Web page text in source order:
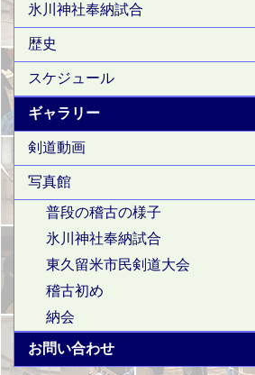
氷川神社奉納試合
歴史
スケジュール
ギャラリー
剣道動画
写真館
普段の稽古の様子
氷川神社奉納試合
東久留米市民剣道大会
稽古初め
納会
お問い合わせ